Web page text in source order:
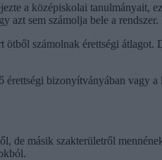
a középiskolai tanulmányait,
azt sem számolja bele a rendszer.
számolnak érettségi
bizonyítványában
de másik szakterületről